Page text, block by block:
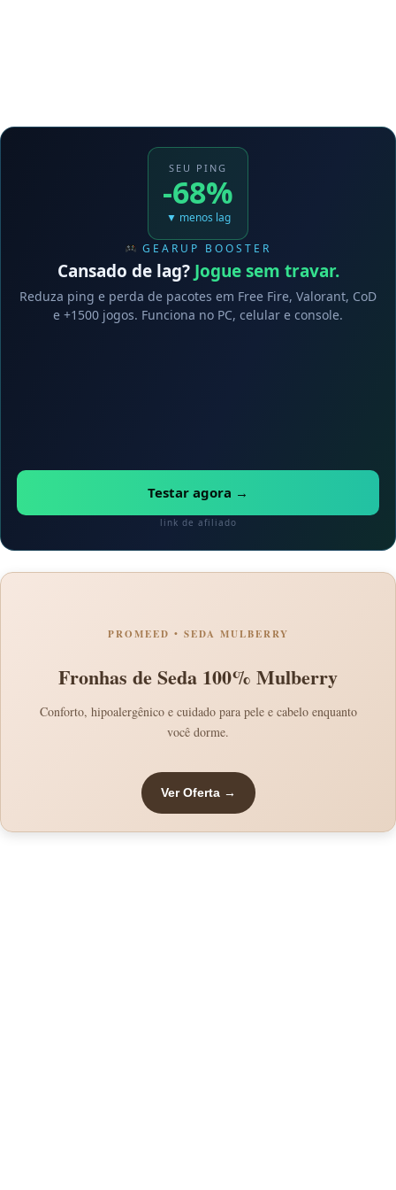
SEU PING
-68%
▼ menos lag
GEARUP BOOSTER
Cansado de lag? Jogue sem travar.
Reduza ping e perda de pacotes em Free Fire, Valorant, CoD
e +1500 jogos. Funciona no PC, celular e console.
Testar agora →
link de afiliado
PROMEED • SEDA MULBERRY
Fronhas de Seda 100% Mulberry
Conforto, hipoalergênico e cuidado para pele e cabelo enquanto
você dorme.
Ver Oferta →